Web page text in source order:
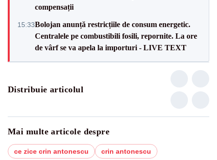
compensații
15:33Bolojan anunță restricțiile de consum energetic.
Centralele pe combustibili fosili, repornite. La ore
de vârf se va apela la importuri - LIVE TEXT
Distribuie articolul
Mai multe articole despre
ce zice crin antonescu crin antonescu